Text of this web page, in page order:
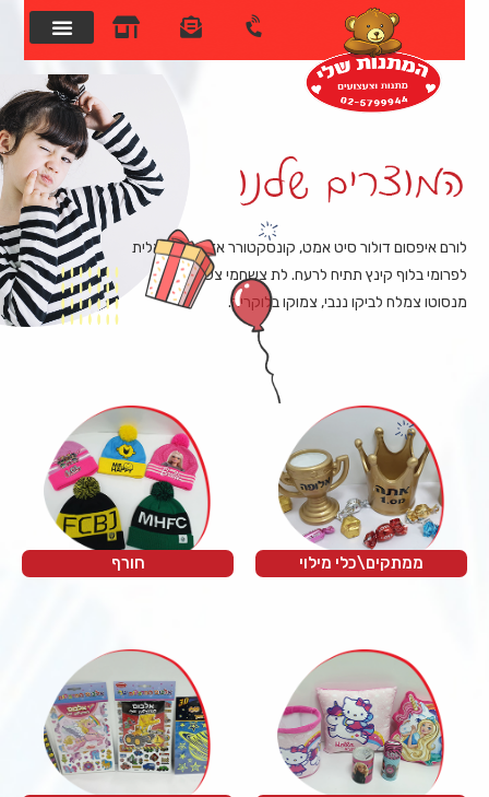
לורם איפסום דולור סיט אמט, קונסקטורר אדיפיסינג אלית
לפרומי בלוף קינץ תתיח לרעח. לת צשחמי צש בליא,
מנסוטו צמלח לביקו ננבי, צמוקו בלוקריה.
ממתקים\כלי מילוי חורף